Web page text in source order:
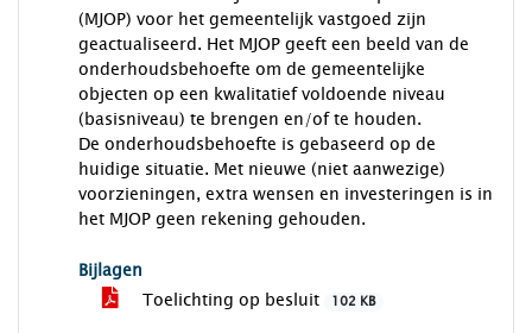
(MJOP) voor het gemeentelijk vastgoed zijn
geactualiseerd. Het MJOP geeft een beeld van de
onderhoudsbehoefte om de gemeentelijke
objecten op een kwalitatief voldoende niveau
(basisniveau) te brengen en/of te houden.
De onderhoudsbehoefte is gebaseerd op de
huidige situatie. Met nieuwe (niet aanwezige)
voorzieningen, extra wensen en investeringen is in
het MJOP geen rekening gehouden.
Bijlagen
Toelichting op besluit
102 KB